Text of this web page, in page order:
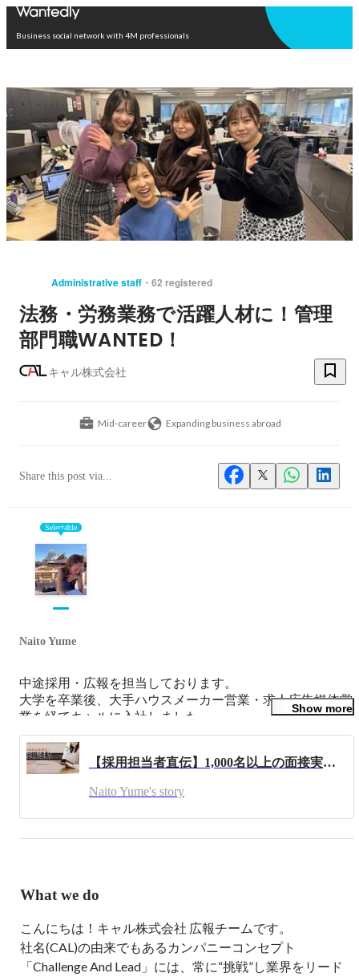
Business social network with 4M professionals
Administrative staff 62 registered
法務・労務業務で活躍人材に！管理
部門職WANTED！
キャル株式会社
Mid-career Expanding business abroad
Share this post via...
Selectable
Naito Yume
中途採用・広報を担当しております。
大学を卒業後、大手ハウスメーカー営業・求人広告媒体営
業を経てキャルに入社しました。
今はどんどん新しいことに挑戦できる環境なので、社会人
として厚みのある人材になれるよう日々邁進中です！！
Show more
【採用担当者直伝】1,000名以上の面接実績から教える転職活動のコツ！
Naito Yume's story
What we do
こんにちは！キャル株式会社 広報チームです。
社名(CAL)の由来でもあるカンパニーコンセプト
「Challenge And Lead」には、常に“挑戦”し業界をリード